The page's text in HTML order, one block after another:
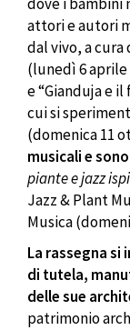
dove i bambini
attori e autori
dal vivo, a
(lunedì 6 aprile
e “Gianduja e
cui si
(domenica 11
musicali e
piante e jazz
Jazz & Plant
Musica
La rassegna si
di tutela,
delle sue
patrimonio